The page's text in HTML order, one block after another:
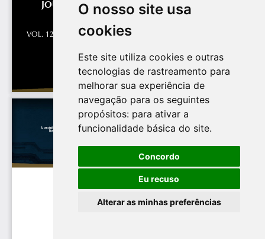
O nosso site usa
cookies
Este site utiliza cookies e outras
tecnologias de rastreamento para
melhorar sua experiência de
navegação para os seguintes
propósitos: para ativar a
funcionalidade básica do site.
Concordo
Eu recuso
Alterar as minhas preferências